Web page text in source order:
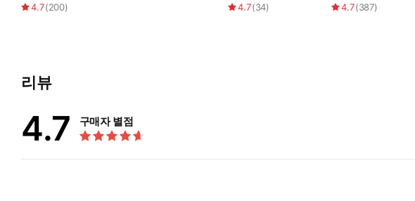
4.7(200) 4.7(34) 4.7(387)
리뷰
4.7 구매자 별점